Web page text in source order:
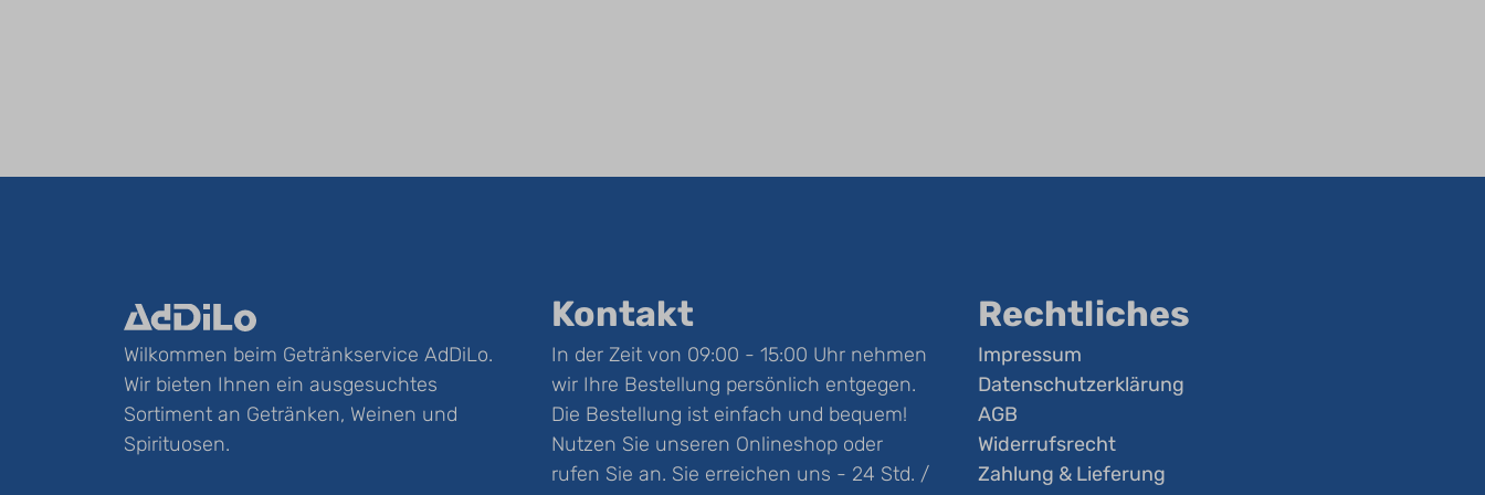
Wilkommen beim Getränkservice AdDiLo.
Wir bieten Ihnen ein ausgesuchtes
Sortiment an Getränken, Weinen und
Spirituosen.
Kontakt
In der Zeit von 09:00 - 15:00 Uhr nehmen
wir Ihre Bestellung persönlich entgegen.
Die Bestellung ist einfach und bequem!
Nutzen Sie unseren Onlineshop oder
rufen Sie an. Sie erreichen uns - 24 Std. /
Rechtliches
Impressum
Datenschutzerklärung
AGB
Widerrufsrecht
Zahlung & Lieferung